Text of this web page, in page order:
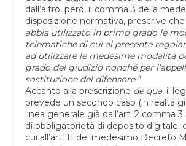
dall’altro, però, il comma 3 della
disposizione normativa, prescrive che
abbia utilizzato in primo grado le
telematiche di cui al presente
ad utilizzare le medesime modalità
grado del giudizio nonché per
sostituzione del difensore.”
Accanto alla prescrizione de qua, il
prevede un secondo caso (in realtà
linea generale già dall’art. 2 comma
di obbligatorietà di deposito digitale,
cui all’art. 11 del medesimo Decreto